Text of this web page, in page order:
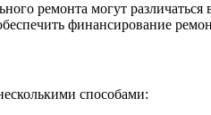
ремонта могут
финансирование
способами: